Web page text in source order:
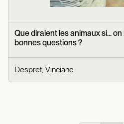
Que diraient les animaux si...
bonnes questions ?
Despret, Vinciane